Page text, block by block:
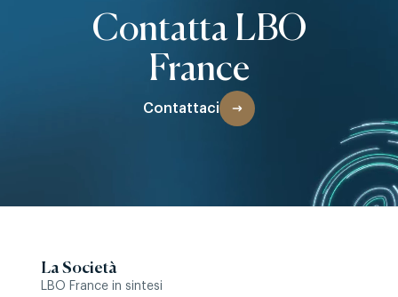
Contatta LBO
France
Contattaci
La Società
LBO France in sintesi